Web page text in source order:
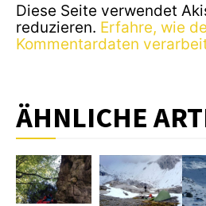
Diese Seite verwendet
reduzieren. Erfahre, wie
Kommentardaten
ÄHNLICHE